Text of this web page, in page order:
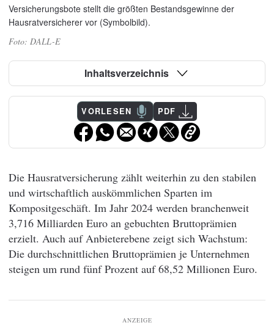
Versicherungsbote stellt die größten Bestandsgewinne der
Hausratversicherer vor (Symbolbild).
DALL-E
Inhaltsverzeichnis
VORLESEN PDF
Die Hausratversicherung zählt weiterhin zu den stabilen
und wirtschaftlich auskömmlichen Sparten im
Kompositgeschäft. Im Jahr 2024 werden branchenweit
3,716 Milliarden Euro an gebuchten Bruttoprämien
erzielt. Auch auf Anbieterebene zeigt sich Wachstum:
Die durchschnittlichen Bruttoprämien je Unternehmen
steigen um rund fünf Prozent auf 68,52 Millionen Euro.
ANZEIGE